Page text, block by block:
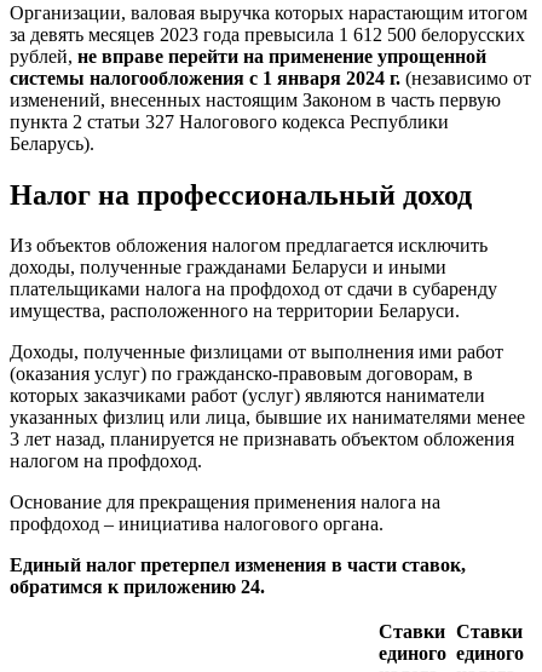
Организации, валовая выручка которых нарастающим итогом
за девять месяцев 2023 года превысила 1 612 500 белорусских
рублей, не вправе перейти на применение упрощенной
системы налогообложения с 1 января 2024 г. (независимо от
изменений, внесенных настоящим Законом в часть первую
пункта 2 статьи 327 Налогового кодекса Республики
Беларусь).
Налог на профессиональный доход
Из объектов обложения налогом предлагается исключить
доходы, полученные гражданами Беларуси и иными
плательщиками налога на профдоход от сдачи в субаренду
имущества, расположенного на территории Беларуси.
Доходы, полученные физлицами от выполнения ими работ
(оказания услуг) по гражданско-правовым договорам, в
которых заказчиками работ (услуг) являются наниматели
указанных физлиц или лица, бывшие их нанимателями менее
3 лет назад, планируется не признавать объектом обложения
налогом на профдоход.
Основание для прекращения применения налога на
профдоход – инициатива налогового органа.
Единый налог претерпел изменения в части ставок,
обратимся к приложению 24.
Ставки
единого
Ставки
единого